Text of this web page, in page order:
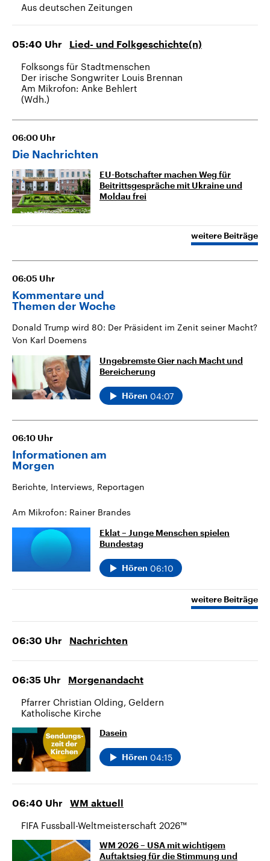
Aus deutschen Zeitungen
05:40 Uhr Lied- und Folkgeschichte(n)
Folksongs für Stadtmenschen
Der irische Songwriter Louis Brennan
Am Mikrofon: Anke Behlert
(Wdh.)
06:00 Uhr
Die Nachrichten
EU-Botschafter machen Weg für
Beitrittsgespräche mit Ukraine und
Moldau frei
weitere Beiträge
06:05 Uhr
Kommentare und
Themen der Woche
Donald Trump wird 80: Der Präsident im Zenit seiner Macht?
Von Karl Doemens
Ungebremste Gier nach Macht und
Bereicherung
Hören 04:07
06:10 Uhr
Informationen am
Morgen
Berichte, Interviews, Reportagen
Am Mikrofon: Rainer Brandes
Eklat – Junge Menschen spielen
Bundestag
Hören 06:10
weitere Beiträge
06:30 Uhr Nachrichten
06:35 Uhr Morgenandacht
Pfarrer Christian Olding, Geldern
Katholische Kirche
Dasein
Hören 04:15
06:40 Uhr WM aktuell
FIFA Fussball-Weltmeisterschaft 2026™
WM 2026 – USA mit wichtigem
Auftaktsieg für die Stimmung und